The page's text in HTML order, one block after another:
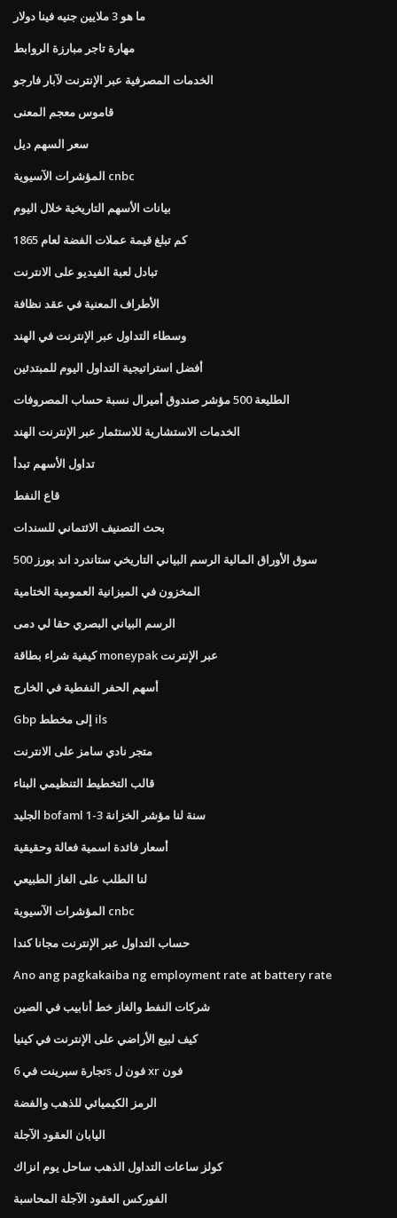
ما هو 3 ملايين جنيه فينا دولار
مهارة تاجر مبارزة الروابط
الخدمات المصرفية عبر الإنترنت لآبار فارجو
قاموس معجم المعنى
سعر السهم ديل
المؤشرات الآسيوية cnbc
بيانات الأسهم التاريخية خلال اليوم
كم تبلغ قيمة عملات الفضة لعام 1865
تبادل لعبة الفيديو على الانترنت
الأطراف المعنية في عقد نظافة
وسطاء التداول عبر الإنترنت في الهند
أفضل استراتيجية التداول اليوم للمبتدئين
الطليعة 500 مؤشر صندوق أميرال نسبة حساب المصروفات
الخدمات الاستشارية للاستثمار عبر الإنترنت الهند
تداول الأسهم تبدأ
قاع النفط
بحث التصنيف الائتماني للسندات
سوق الأوراق المالية الرسم البياني التاريخي ستاندرد اند بورز 500
المخزون في الميزانية العمومية الختامية
الرسم البياني البصري حقا لي دمى
كيفية شراء بطاقة moneypak عبر الإنترنت
أسهم الحفر النفطية في الخارج
Gbp إلى مخطط ils
متجر نادي سامز على الانترنت
قالب التخطيط التنظيمي البناء
الجليد bofaml 1-3 سنة لنا مؤشر الخزانة
أسعار فائدة اسمية فعالة وحقيقية
لنا الطلب على الغاز الطبيعي
المؤشرات الآسيوية cnbc
حساب التداول عبر الإنترنت مجانا كندا
Ano ang pagkakaiba ng employment rate at battery rate
شركات النفط والغاز خط أنابيب في الصين
كيف لبيع الأراضي على الإنترنت في كينيا
تجارة سبرينت في 6s فون ل xr فون
الرمز الكيميائي للذهب والفضة
اليابان العقود الآجلة
كولز ساعات التداول الذهب ساحل يوم انزاك
الفوركس العقود الآجلة المحاسبة